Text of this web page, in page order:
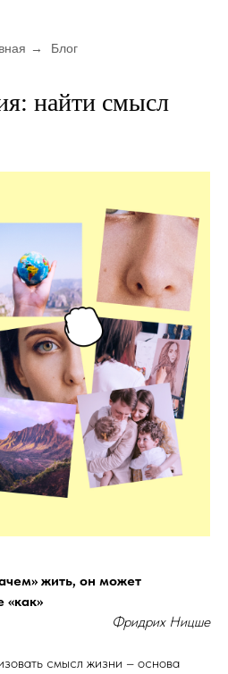
→ Блог
найти смысл
жить, он может
«как»
Фридрих Ницше
смысл жизни – основа